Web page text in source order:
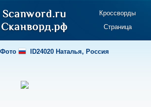
Кроссворды
Страница
Фото ID24020 Наталья, Россия